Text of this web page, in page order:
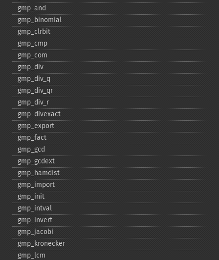
gmp_​and
gmp_​binomial
gmp_​clrbit
gmp_​cmp
gmp_​com
gmp_​div
gmp_​div_​q
gmp_​div_​qr
gmp_​div_​r
gmp_​divexact
gmp_​export
gmp_​fact
gmp_​gcd
gmp_​gcdext
gmp_​hamdist
gmp_​import
gmp_​init
gmp_​intval
gmp_​invert
gmp_​jacobi
gmp_​kronecker
gmp_​lcm